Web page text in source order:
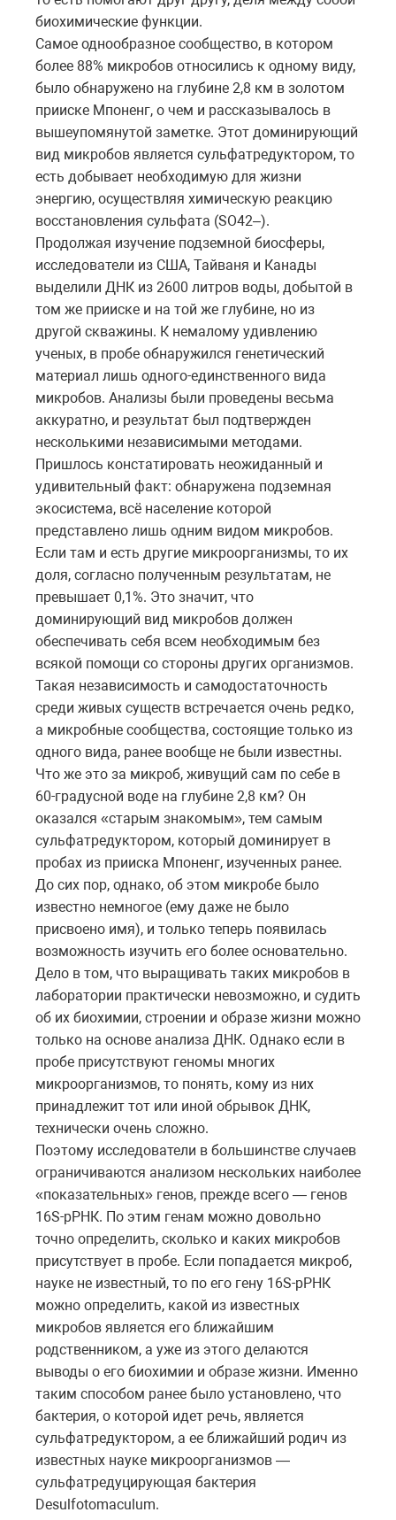
биохимические функции.
Самое однообразное сообщество, в котором
более 88% микробов относились к одному виду,
было обнаружено на глубине 2,8 км в золотом
прииске Мпоненг, о чем и рассказывалось в
вышеупомянутой заметке. Этот доминирующий
вид микробов является сульфатредуктором, то
есть добывает необходимую для жизни
энергию, осуществляя химическую реакцию
восстановления сульфата (SO42–).
Продолжая изучение подземной биосферы,
исследователи из США, Тайваня и Канады
выделили ДНК из 2600 литров воды, добытой в
том же прииске и на той же глубине, но из
другой скважины. К немалому удивлению
ученых, в пробе обнаружился генетический
материал лишь одного-единственного вида
микробов. Анализы были проведены весьма
аккуратно, и результат был подтвержден
несколькими независимыми методами.
Пришлось констатировать неожиданный и
удивительный факт: обнаружена подземная
экосистема, всё население которой
представлено лишь одним видом микробов.
Если там и есть другие микроорганизмы, то их
доля, согласно полученным результатам, не
превышает 0,1%. Это значит, что
доминирующий вид микробов должен
обеспечивать себя всем необходимым без
всякой помощи со стороны других организмов.
Такая независимость и самодостаточность
среди живых существ встречается очень редко,
а микробные сообщества, состоящие только из
одного вида, ранее вообще не были известны.
Что же это за микроб, живущий сам по себе в
60-градусной воде на глубине 2,8 км? Он
оказался «старым знакомым», тем самым
сульфатредуктором, который доминирует в
пробах из прииска Мпоненг, изученных ранее.
До сих пор, однако, об этом микробе было
известно немногое (ему даже не было
присвоено имя), и только теперь появилась
возможность изучить его более основательно.
Дело в том, что выращивать таких микробов в
лаборатории практически невозможно, и судить
об их биохимии, строении и образе жизни можно
только на основе анализа ДНК. Однако если в
пробе присутствуют геномы многих
микроорганизмов, то понять, кому из них
принадлежит тот или иной обрывок ДНК,
технически очень сложно.
Поэтому исследователи в большинстве случаев
ограничиваются анализом нескольких наиболее
«показательных» генов, прежде всего — генов
16S-рРНК. По этим генам можно довольно
точно определить, сколько и каких микробов
присутствует в пробе. Если попадается микроб,
науке не известный, то по его гену 16S-рРНК
можно определить, какой из известных
микробов является его ближайшим
родственником, а уже из этого делаются
выводы о его биохимии и образе жизни. Именно
таким способом ранее было установлено, что
бактерия, о которой идет речь, является
сульфатредуктором, а ее ближайший родич из
известных науке микроорганизмов —
сульфатредуцирующая бактерия
Desulfotomaculum.